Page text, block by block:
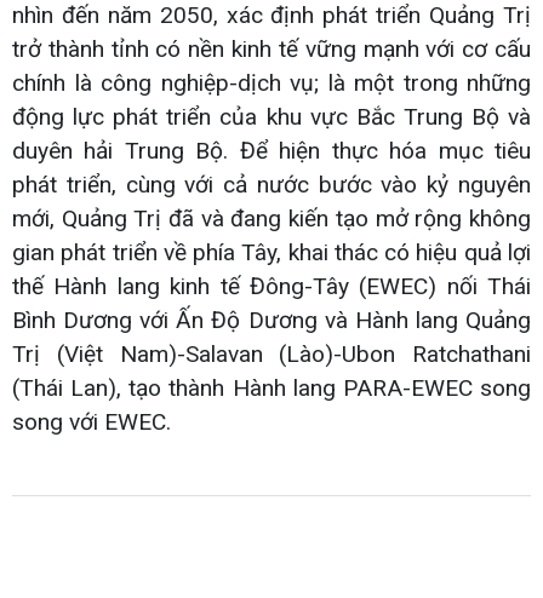
nhìn đến năm 2050, xác định phát triển Quảng Trị
trở thành tỉnh có nền kinh tế vững mạnh với cơ cấu
chính là công nghiệp-dịch vụ; là một trong những
động lực phát triển của khu vực Bắc Trung Bộ và
duyên hải Trung Bộ. Để hiện thực hóa mục tiêu
phát triển, cùng với cả nước bước vào kỷ nguyên
mới, Quảng Trị đã và đang kiến tạo mở rộng không
gian phát triển về phía Tây, khai thác có hiệu quả lợi
thế Hành lang kinh tế Đông-Tây (EWEC) nối Thái
Bình Dương với Ấn Độ Dương và Hành lang Quảng
Trị (Việt Nam)-Salavan (Lào)-Ubon Ratchathani
(Thái Lan), tạo thành Hành lang PARA-EWEC song
song với EWEC.